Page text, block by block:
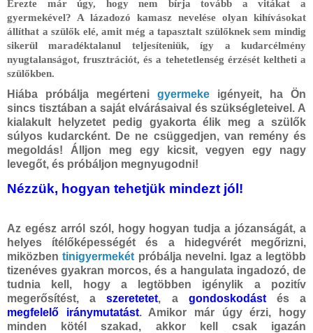
Érezte már úgy, hogy nem bírja tovább a vitákat a
gyermekével? A lázadozó kamasz nevelése olyan kihívásokat
állíthat a szülők elé, amit még a tapasztalt szülőknek sem mindig
sikerül maradéktalanul teljesíteniük, így a kudarcélmény
nyugtalanságot, frusztrációt, és a tehetetlenség érzését keltheti a
szülőkben.
Hiába próbálja megérteni gyermeke
igényeit, ha Ön
sincs tisztában a saját elvárásaival és szükségleteivel. A
kialakult helyzetet pedig gyakorta élik meg a szülők
súlyos kudarcként. De ne csüggedjen, van remény és
megoldás! Álljon meg egy kicsit, vegyen egy nagy
levegőt, és próbáljon megnyugodni!
Nézzük, hogyan tehetjük mindezt jól!
Az egész arról szól, hogy hogyan tudja a józanságát, a
helyes ítélőképességét és a hidegvérét megőrizni,
miközben tinigyermekét próbálja nevelni. Igaz a legtöbb
tizenéves gyakran morcos, és a hangulata ingadozó, de
tudnia kell, hogy a legtöbben igénylik a pozitív
megerősítést, aszeretetet, a gondoskodást
és a
megfelelő iránymutatást. Amikor már úgy érzi, hogy
minden kötél szakad, akkor kell csak igazán